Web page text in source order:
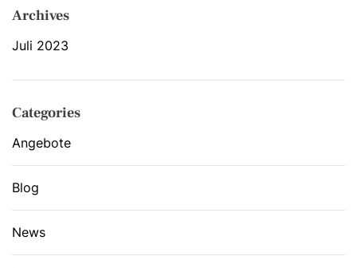
Archives
Juli 2023
Categories
Angebote
Blog
News